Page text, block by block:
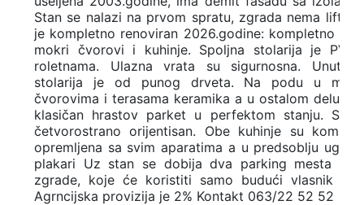
Stan se nalazi na prvom spratu, zgrada nema lift.
je kompletno renoviran 2026.godine: kompletno
mokri čvorovi i kuhinje. Spoljna stolarija je PVC
roletnama. Ulazna vrata su sigurnosna.
stolarija je od punog drveta. Na podu u
čvorovima i terasama keramika a u ostalom delu
klasičan hrastov parket u perfektom stanju.
četvorostrano orijentisan. Obe kuhinje su
opremljena sa svim aparatima a u predsoblju
plakari Uz stan se dobija dva parking mesta
zgrade, koje će koristiti samo budući vlasnik
Agrncijska provizija je 2% Kontakt 063/22 52 52